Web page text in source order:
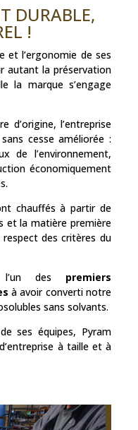
DURABLE,
!
et l’ergonomie de ses
autant la préservation
la marque s’engage
d’origine, l’entreprise
cesse améliorée :
de l’environnement,
économiquement
chauffés à partir de
et la matière première
des critères du
l’un des premiers
à avoir converti notre
sans solvants.
ses équipes, Pyram
à taille et à